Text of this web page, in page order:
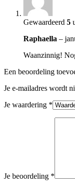
Gewaardeerd 5
Raphaella –
Waanzinnig!
Een beoordeling
Je e-mailadres wordt
Je waardering *
Je beoordeling *